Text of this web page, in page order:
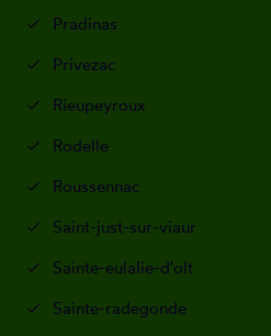
Pradinas
Privezac
Rieupeyroux
Rodelle
Roussennac
Saint-just-sur-viaur
Sainte-eulalie-d'olt
Sainte-radegonde